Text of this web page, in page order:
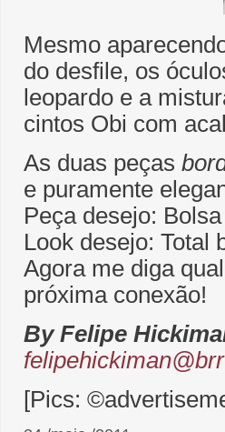
Mesmo
do desfile, os
leopardo e a
cintos Obi com
As duas peças
e puramente
Peça desejo:
Look desejo: Total
Agora me diga
próxima conexão!
By Felipe
[Pics: